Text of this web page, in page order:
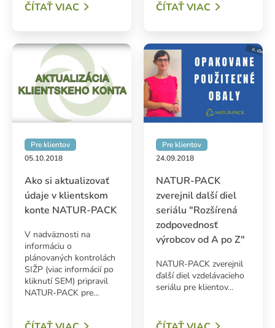
ČÍTAŤ VIAC ČÍTAŤ VIAC
Pre klientov
05.10.2018
Ako si aktualizovať
údaje v klientskom
konte NATUR-PACK
V nadväznosti na
informáciu o
plánovaných kontrolách
SIŽP (viac informácií po
kliknutí SEM) pripravil
NATUR-PACK pre…
Pre klientov
24.09.2018
NATUR-PACK
zverejnil další diel
seriálu "Rozšírená
zodpovednosť
výrobcov od A po Z"
NATUR-PACK zverejnil
ďalší diel vzdelávacieho
seriálu pre klientov…